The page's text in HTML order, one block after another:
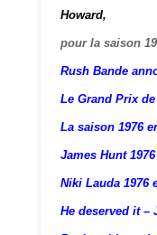
Howard,
pour la saison
Rush Bande
Le Grand Prix
La saison 1976
James Hunt
Niki Lauda 1976
He deserved it –